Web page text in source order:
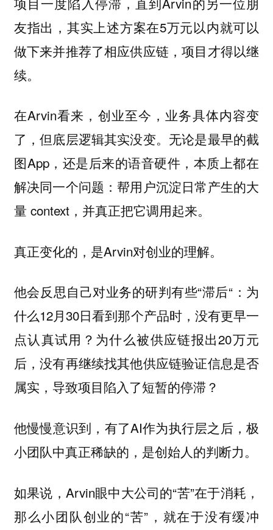
友指出，其实上述方案在5万元以内就可以
做下来并推荐了相应供应链，项目才得以继
续。
在Arvin看来，创业至今，业务具体内容变
了，但底层逻辑其实没变。无论是最早的截
图App，还是后来的语音硬件，本质上都在
解决同一个问题：帮用户沉淀日常产生的大
量 context，并真正把它调用起来。
真正变化的，是Arvin对创业的理解。
他会反思自己对业务的研判有些“滞后“：为
什么12月30日看到那个产品时，没有更早一
点认真试用？为什么被供应链报出20万元
后，没有再继续找其他供应链验证信息是否
属实，导致项目陷入了短暂的停滞？
他慢慢意识到，有了AI作为执行层之后，极
小团队中真正稀缺的，是创始人的判断力。
如果说，Arvin眼中大公司的“苦”在于消耗，
那么小团队创业的“苦”，就在于没有缓冲